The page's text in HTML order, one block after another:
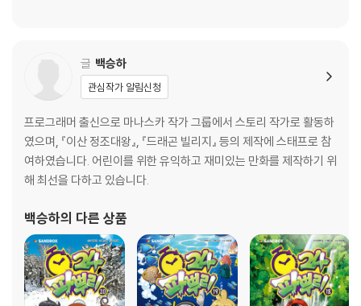
글 백승하
관심작가 알림신청
프로그래머 출신으로 마나스카 작가 그룹에서 스토리 작가로 활동하
였으며, 『이산 정조대왕』, 『드래곤 빌리지』 등의 제작에 스태프로 참
여하였습니다. 어린이를 위한 유익하고 재미있는 만화를 제작하기 위
해 최선을 다하고 있습니다.
백승하의 다른 상품